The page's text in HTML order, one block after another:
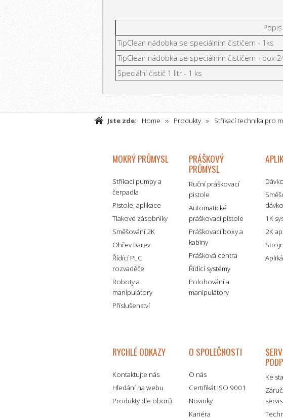
Popis
TipClean nádobka se speciálním čističem - 1ks
TipClean nádobka se speciálním čističem - box
Speciální čistič 1 litr - 1 ks
Jste zde: Home Produkty Stříkací technika pro
MOKRÝ PRŮMYSL
Stříkací pumpy a
čerpadla
Pistole, aplikace
Tlakové zásobníky
Směšování 2K
Ohřev barev
Řídící PLC
rozvaděče
Roboty a
manipulátory
Příslušenství
PRÁŠKOVÝ
PRŮMYSL
Ruční práškovací
pistole
Automatické
práškovací pistole
Práškovací boxy a
kabiny
Prášková centra
Řídící systémy
Polohování a
manipulátory
1K
2K
RYCHLÉ ODKAZY
Kontaktujte nás
Hledání na webu
Produkty dle oborů
O SPOLEČNOSTI
O nás
Certifikát ISO 9001
Novinky
Kariéra
Ke
servis